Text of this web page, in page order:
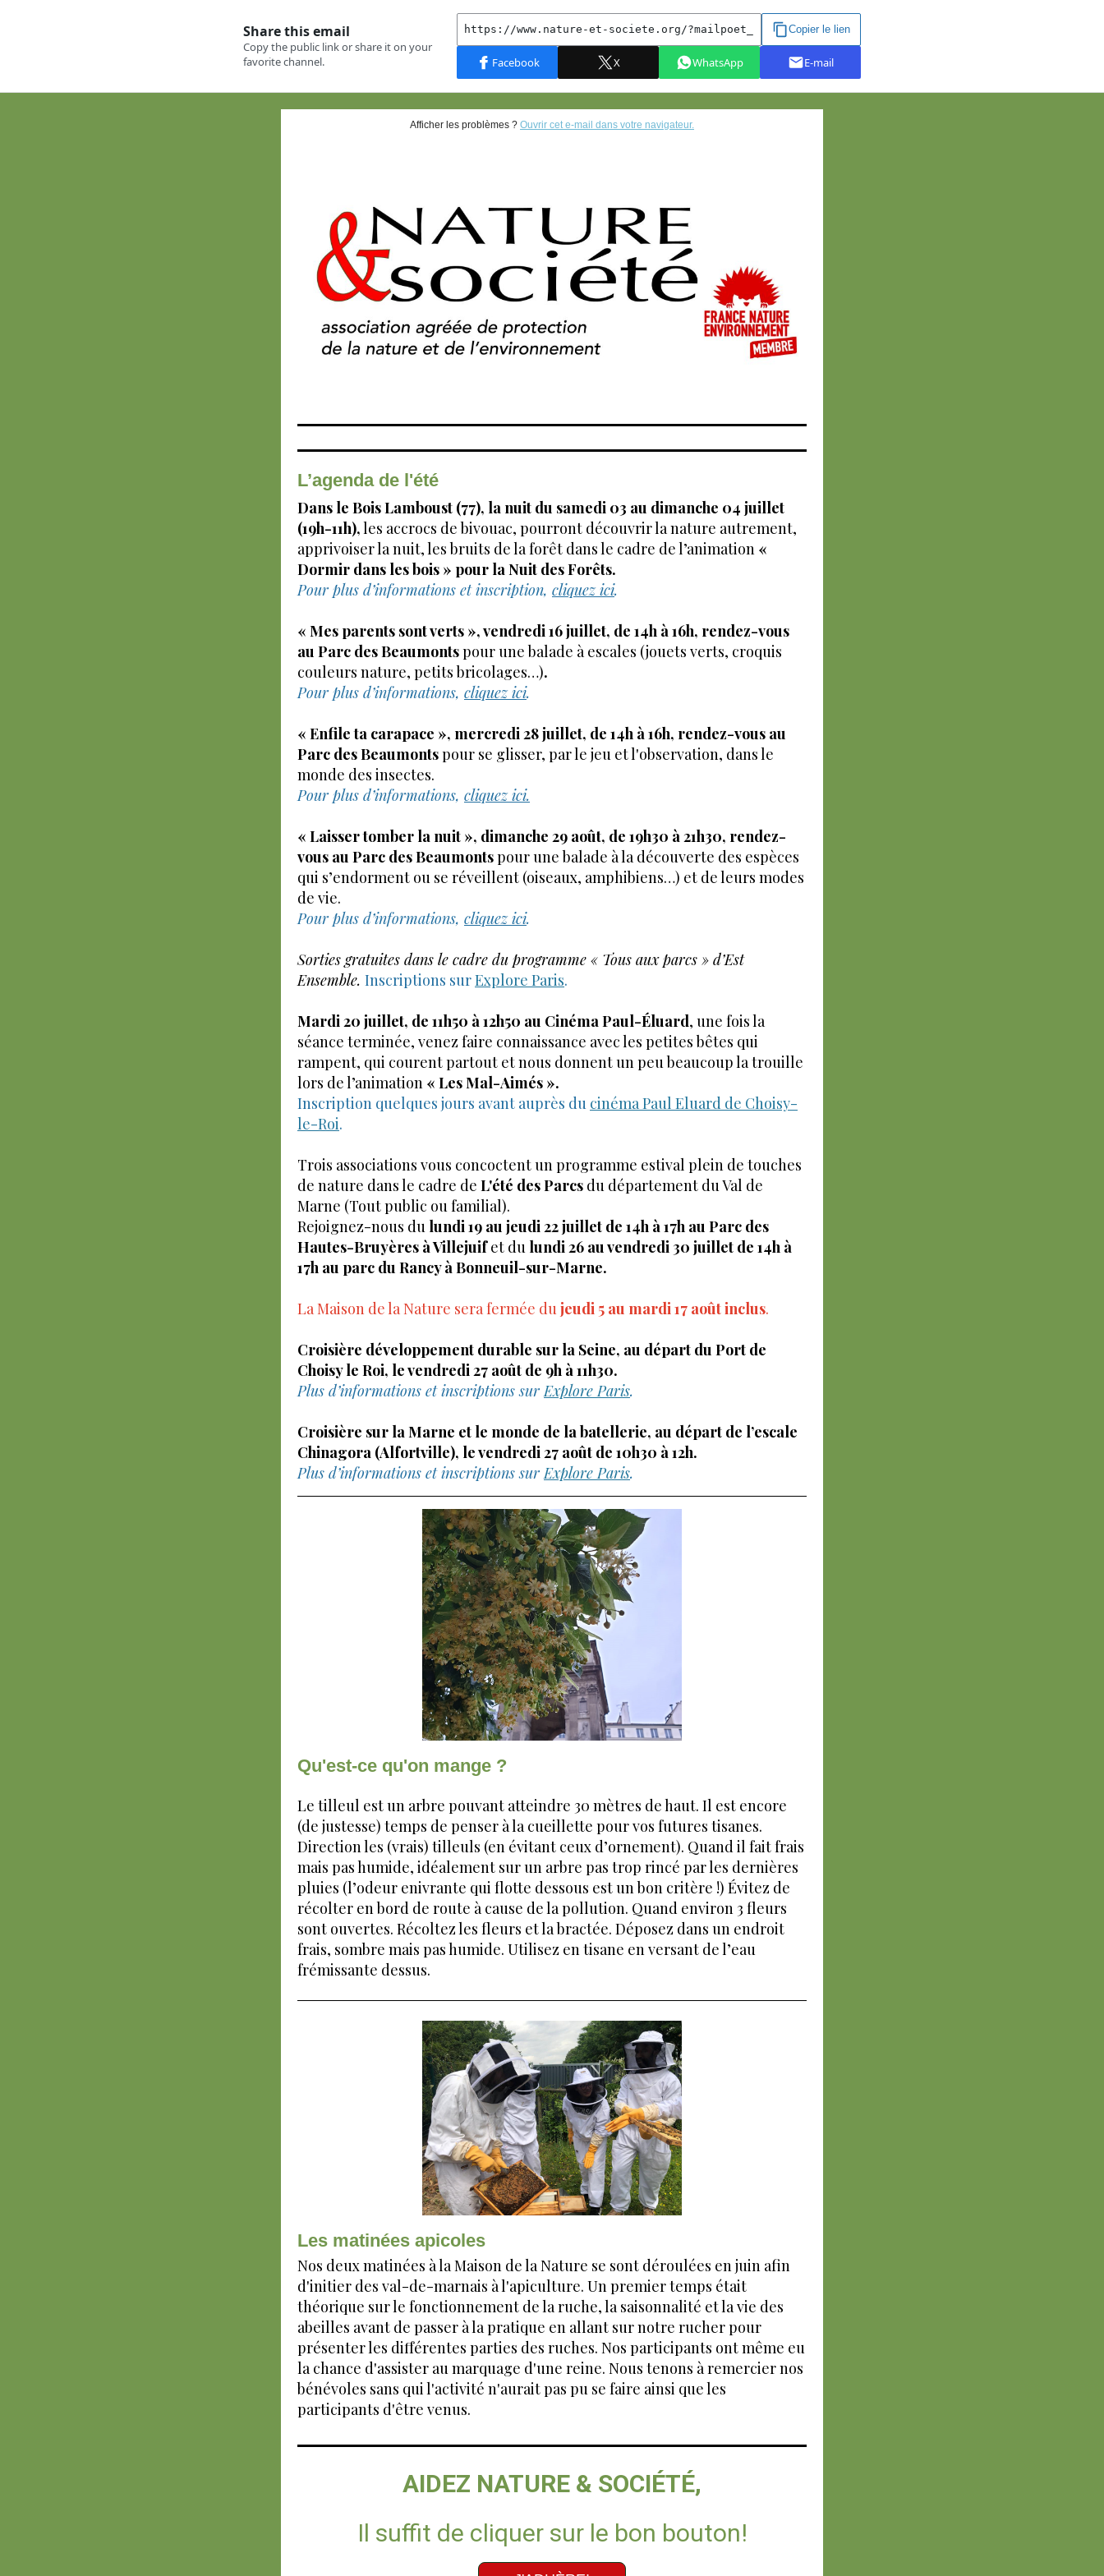
Afficher les problèmes ? Ouvrir cet e-mail dans votre navigateur.
L’agenda de l'été
Dans le Bois Lamboust (77), la nuit du samedi 03 au dimanche 04 juillet
(19h-11h),les accrocs de bivouac, pourront découvrir la nature autrement,
apprivoiser la nuit, les bruits de la forêt dans le cadre de l’animation «
Dormir dans les bois » pour la Nuit des Forêts.
Pour plus d’informations et inscription, cliquez ici.
« Mes parents sont verts », vendredi 16 juillet, de 14h à 16h, rendez-vous
au Parc des Beaumontspour une balade à escales (jouets verts, croquis
couleurs nature, petits bricolages…).
Pour plus d’informations, cliquez ici.
« Enfile ta carapace », mercredi 28 juillet, de 14h à 16h, rendez-vous au
Parc des Beaumontspour se glisser, par le jeu et l'observation, dans le
monde des insectes.
Pour plus d’informations, cliquez ici.
« Laisser tomber la nuit », dimanche 29 août, de 19h30 à 21h30, rendez-
vous au Parc des Beaumontspour une balade à la découverte des espèces
qui s’endorment ou se réveillent (oiseaux, amphibiens…) et de leurs modes
de vie.
Pour plus d’informations, cliquez ici.
Sorties gratuites dans le cadre du programme « Tous aux parcs » d’Est
Ensemble. Inscriptions surExplore Paris.
Mardi 20 juillet, de 11h50 à 12h50 au Cinéma Paul-Éluard, une fois la
séance terminée, venez faire connaissance avec les petites bêtes qui
rampent, qui courent partout et nous donnent un peu beaucoup la trouille
lors de l’animation « Les Mal-Aimés ».
Inscription quelques jours avant auprès du cinéma Paul Eluard de Choisy-
le-Roi.
Trois associations vous concoctent un programme estival plein de touches
de nature dans le cadre de L'été des Parcs du département du Val de
Marne (Tout public ou familial).
Rejoignez-nous du lundi 19 au jeudi 22 juillet de 14h à 17h au Parc des
Hautes-Bruyères à Villejuifet du lundi 26 au vendredi 30 juillet de 14h à
17h au parc du Rancy à Bonneuil-sur-Marne.
La Maison de la Nature sera fermée dujeudi 5 au mardi 17 août inclus.
Croisière développement durable sur la Seine, au départ du Port de
Choisy le Roi, le vendredi 27 août de 9h à 11h30.
Plus d’informations et inscriptions surExplore Paris.
Croisière sur la Marne et le monde de la batellerie, au départ de l’escale
Chinagora (Alfortville), le vendredi 27 août de 10h30 à 12h.
Plus d’informations et inscriptions surExplore Paris.
Qu'est-ce qu'on mange ?
Le tilleul est un arbre pouvant atteindre 30 mètres de haut. Il est encore
(de justesse) temps de penser à la cueillette pour vos futures tisanes.
Direction les (vrais) tilleuls (en évitant ceux d’ornement). Quand il fait frais
mais pas humide, idéalement sur un arbre pas trop rincé par les dernières
pluies (l’odeur enivrante qui flotte dessous est un bon critère !) Évitez de
récolter en bord de route à cause de la pollution. Quand environ 3 fleurs
sont ouvertes. Récoltez les fleurs et la bractée. Déposez dans un endroit
frais, sombre mais pas humide. Utilisez en tisane en versant de l’eau
frémissante dessus.
Les matinées apicoles
Nos deux matinées à la Maison de la Nature se sont déroulées en juin afin
d'initier des val-de-marnais à l'apiculture. Un premier temps était
théorique sur le fonctionnement de la ruche, la saisonnalité et la vie des
abeilles avant de passer à la pratique en allant sur notre rucher pour
présenter les différentes parties des ruches. Nos participants ont même eu
la chance d'assister au marquage d'une reine. Nous tenons à remercier nos
bénévoles sans qui l'activité n'aurait pas pu se faire ainsi que les
participants d'être venus.
AIDEZ NATURE & SOCIÉTÉ,
Il suffit de cliquer sur le bon bouton!